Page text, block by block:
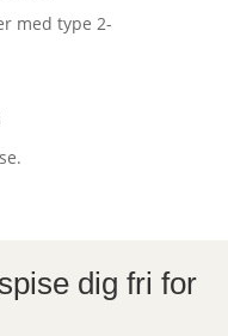
med type 2-
dig fri for